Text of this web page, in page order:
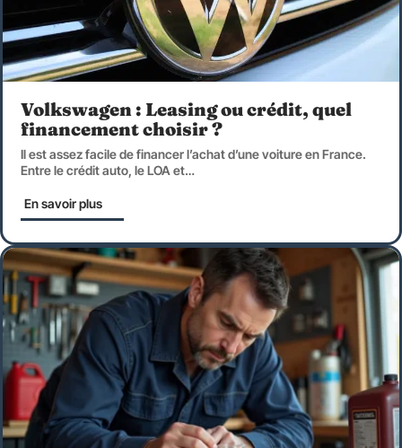
Volkswagen : Leasing ou crédit, quel
financement choisir ?
Il est assez facile de financer l’achat d’une voiture en France.
Entre le crédit auto, le LOA et…
En savoir plus